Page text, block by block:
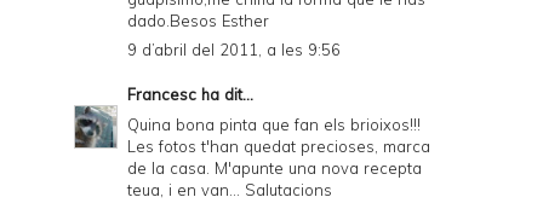
dado.Besos Esther
9 d’abril del 2011, a les 9:56
Francesc ha dit...
Quina bona pinta que fan els brioixos!!!
Les fotos t'han quedat precioses, marca
de la casa. M'apunte una nova recepta
teua, i en van... Salutacions